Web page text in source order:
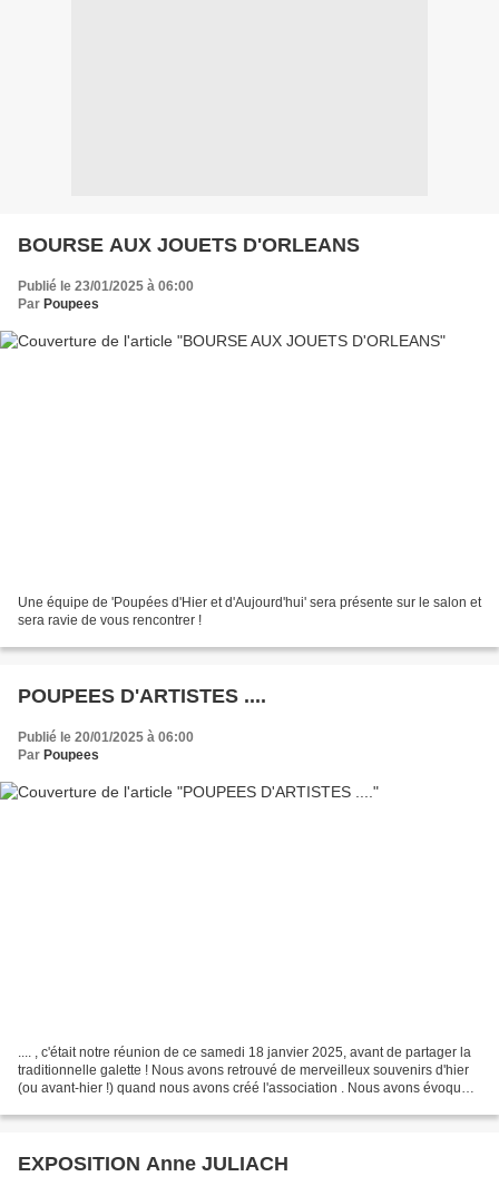
BOURSE AUX JOUETS D'ORLEANS
Publié le 23/01/2025 à 06:00
Par Poupees
Une équipe de 'Poupées d'Hier et d'Aujourd'hui' sera présente sur le salon et
sera ravie de vous rencontrer !
POUPEES D'ARTISTES ....
Publié le 20/01/2025 à 06:00
Par Poupees
.... , c'était notre réunion de ce samedi 18 janvier 2025, avant de partager la
traditionnelle galette ! Nous avons retrouvé de merveilleux souvenirs d'hier
(ou avant-hier !) quand nous avons créé l'association . Nous avons évoqué
EXPOSITION Anne JULIACH